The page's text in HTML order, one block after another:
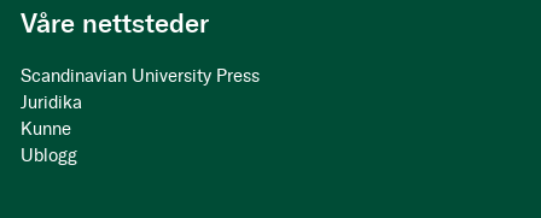
Våre nettsteder
Scandinavian University Press
Juridika
Kunne
Ublogg